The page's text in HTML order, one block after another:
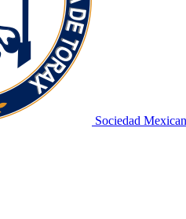
Sociedad